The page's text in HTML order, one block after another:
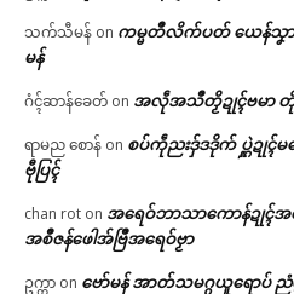
သက်သီမန် on ကမ္မတဳလိက်ပတ် ယေန်သၞာ
မန်
ဂံၚ်ဆာန်ခေတ် on အလဵုအသဳတၟိဍုၚ်ဗမာ တိုန်ဒှ်
ရာမည စောန် on စပ်ကဵုညးဒှ်ဒဒိုက် ပ္ဋဲဍုၚ်
ဗီုပြၚ်
chan rot on အရေဝ်ဘာသာကောန်ဍုၚ်
အစဳဇန်ဖေါအ်ဗြဳအရေဝ်ဗၟာ
ဥက္ကာ on ဗော်မန် အာတ်သမဂ္ဂယူရောပ်